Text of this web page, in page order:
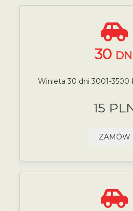
30
Winieta 30 dni 3001-3500
15
ZAMÓW